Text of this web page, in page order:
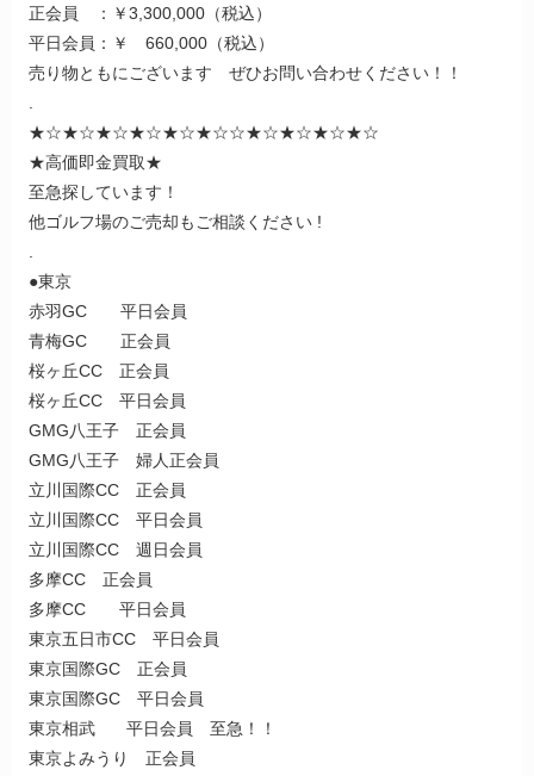
正会員 ：￥3,300,000（税込）
平日会員：￥ 660,000（税込）
売り物ともにございます ぜひお問い合わせください！！
★☆★☆★☆★☆★☆★☆☆★☆★☆★☆★☆
★高価即金買取★
至急探しています！
他ゴルフ場のご売却もご相談ください !
●東京
赤羽GC 平日会員
青梅GC 正会員
桜ヶ丘CC 正会員
桜ヶ丘CC 平日会員
GMG八王子 正会員
GMG八王子 婦人正会員
立川国際CC 正会員
立川国際CC 平日会員
立川国際CC 週日会員
多摩CC 正会員
多摩CC 平日会員
東京五日市CC 平日会員
東京国際GC 正会員
東京国際GC 平日会員
東京相武 平日会員 至急！！
東京よみうり 正会員